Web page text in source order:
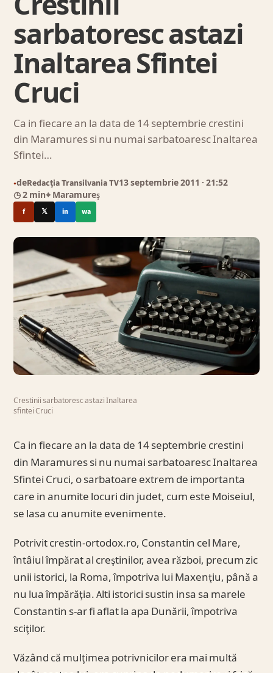
sarbatoresc astazi
Inaltarea Sfintei
Cruci
Ca in fiecare an la data de 14 septembrie crestini
din Maramures si nu numai sarbatoaresc Inaltarea
Sfintei…
●deRedacția Transilvania TV13 septembrie 2011 · 21:52
◷ 2 min⌖ Maramureș
f 𝕏 in wa
Crestinii sarbatoresc astazi Inaltarea
sfintei Cruci
Ca in fiecare an la data de 14 septembrie crestini
din Maramures si nu numai sarbatoaresc Inaltarea
Sfintei Cruci, o sarbatoare extrem de importanta
care in anumite locuri din judet, cum este Moiseiul,
se lasa cu anumite evenimente.
Potrivit crestin-ortodox.ro, Constantin cel Mare,
întâiul împărat al creştinilor, avea război, precum zic
unii istorici, la Roma, împotriva lui Maxenţiu, până a
nu lua împărăţia. Alti istorici sustin insa sa marele
Constantin s-ar fi aflat la apa Dunării, împotriva
sciţilor.
Văzând că mulţimea potrivnicilor era mai multă